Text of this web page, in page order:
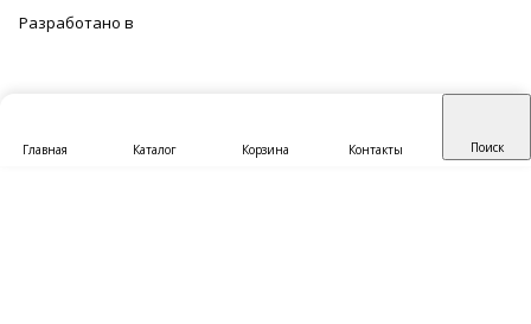
Главная Каталог Корзина Контакты Поиск
Разработано в